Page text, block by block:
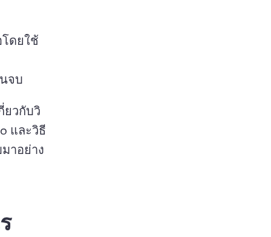
โดยใช้
จบ
ยวกับวิ
และวิธี
าอย่าง